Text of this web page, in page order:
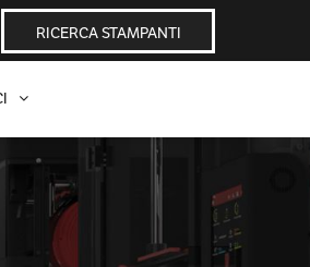
RICERCA STAMPANTI